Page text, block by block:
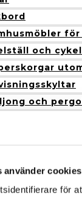
använder cookies
för
för
och
och
och